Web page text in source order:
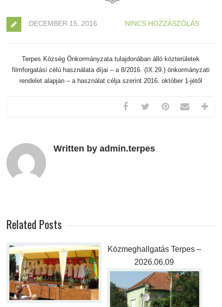
DECEMBER 15, 2016 NINCS HOZZÁSZÓLÁS
Terpes Község Önkormányzata tulajdonában álló közterületek
filmforgatási célú használata díjai – a 8/2016. (IX.29.) önkormányzati
rendelet alapján – a használat célja szerint 2016. október 1-jétől
Written by admin.terpes
Related Posts
Közmeghallgatás Terpes –
2026.06.09